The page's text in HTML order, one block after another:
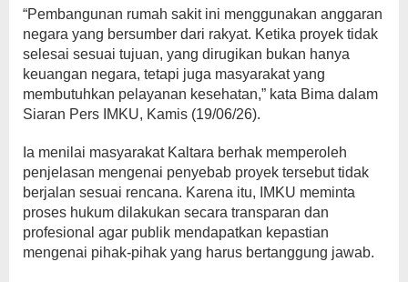
“Pembangunan rumah sakit ini menggunakan anggaran
negara yang bersumber dari rakyat. Ketika proyek tidak
selesai sesuai tujuan, yang dirugikan bukan hanya
keuangan negara, tetapi juga masyarakat yang
membutuhkan pelayanan kesehatan,” kata Bima dalam
Siaran Pers IMKU, Kamis (19/06/26).
Ia menilai masyarakat Kaltara berhak memperoleh
penjelasan mengenai penyebab proyek tersebut tidak
berjalan sesuai rencana. Karena itu, IMKU meminta
proses hukum dilakukan secara transparan dan
profesional agar publik mendapatkan kepastian
mengenai pihak-pihak yang harus bertanggung jawab.